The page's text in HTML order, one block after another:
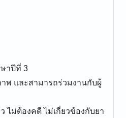
าปีที่ 3
พ และสามารถร่วมงานกับผู้
ไม่ต้องคดี ไม่เกี่ยวข้องกับยา